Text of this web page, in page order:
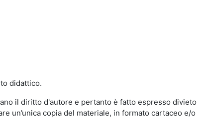
didattico.
il diritto d'autore e pertanto è fatto espresso divieto
un’unica copia del materiale, in formato cartaceo e/o